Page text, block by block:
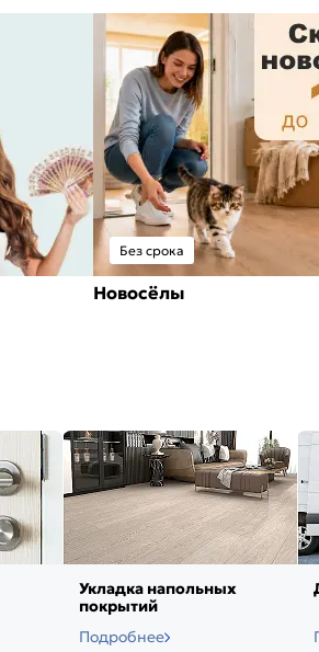
Без срока
Новосёлы
Укладка напольных
покрытий
Подробнее